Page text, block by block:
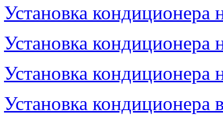
Установка кондиционера
Установка кондиционера
Установка кондиционера
Установка кондиционера